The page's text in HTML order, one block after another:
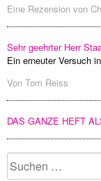
Eine Rezension von
Sehr geehrter Herr
Ein erneuter Versuch
Von Tom Reiss
DAS GANZE HEFT
Suchen
nach: